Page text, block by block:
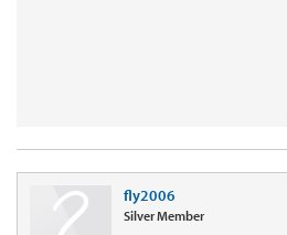
fly2006
Silver Member